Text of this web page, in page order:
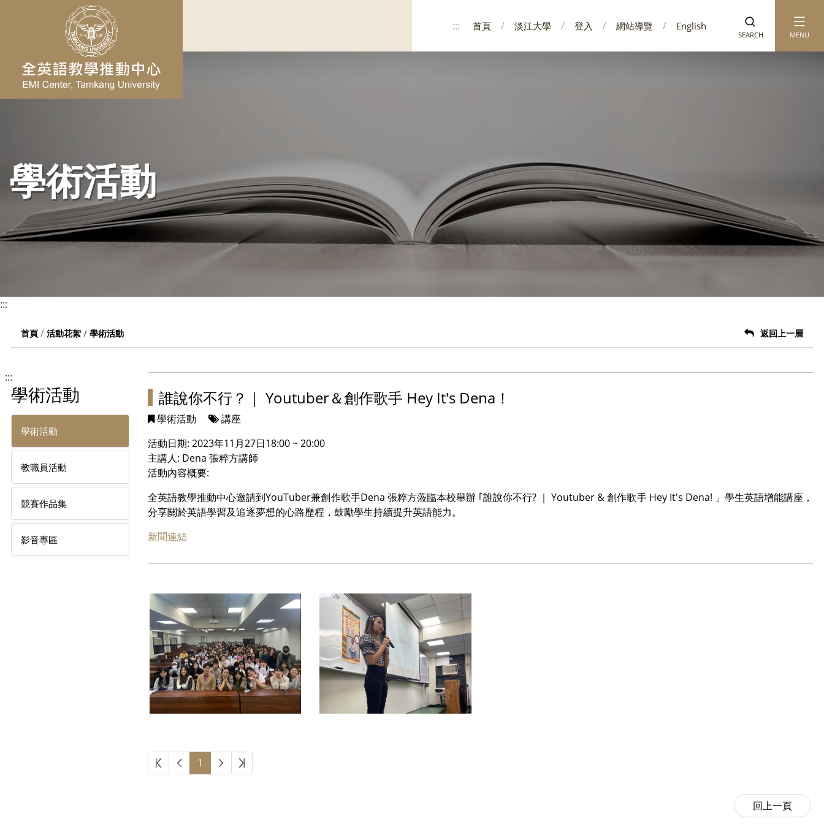
:::
首頁 淡江大學 登入 網站導覽 English
SEARCH MENU
學術活動
:::
首頁 活動花絮 學術活動 返回上一層
:::
學術活動
學術活動
教職員活動
競賽作品集
影音專區
誰說你不行？｜ Youtuber＆創作歌手 Hey It's Dena！
學術活動
講座
活動日期: 2023年11月27日18:00 ~ 20:00
主講人: Dena 張粹方講師
活動內容概要:
全英語教學推動中心邀請到YouTuber兼創作歌手Dena 張粹方蒞臨本校舉辦 ｢誰說你不行? ｜ Youtuber & 創作歌手 Hey It's Dena! 」學生英語增能講座，
分享關於英語學習及追逐夢想的心路歷程，鼓勵學生持續提升英語能力。
新聞連結
第一頁上一頁
1 下一頁最後頁